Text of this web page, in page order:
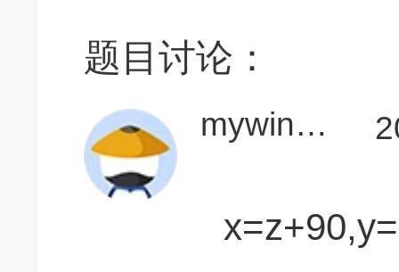
题目讨论：
mywinding